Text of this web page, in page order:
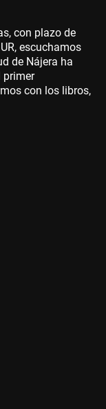
con plazo de
escuchamos
de Nájera ha
primer
con los libros,